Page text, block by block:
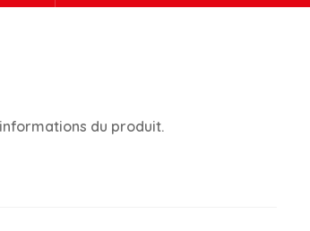
du produit.